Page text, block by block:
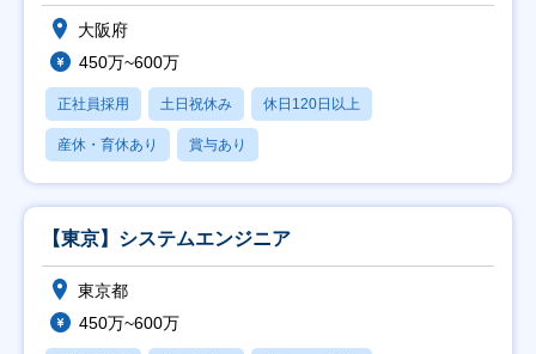
大阪府
450万~600万
正社員採用 土日祝休み 休日120日以上
産休・育休あり 賞与あり
【東京】システムエンジニア
東京都
450万~600万